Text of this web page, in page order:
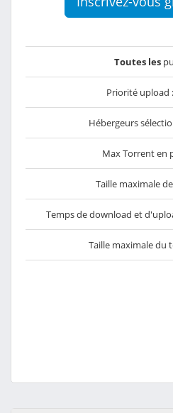
Toutes les
Priorité upload :
Hébergeurs
Max Torrent en
Taille maximale
Temps de download et
Taille maximale du